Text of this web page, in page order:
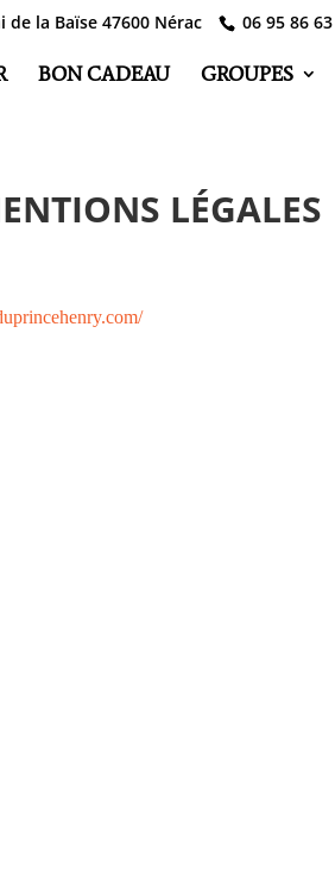
la Baïse 47600 Nérac 06 95 86
BON CADEAU GROUPES
LÉGALES